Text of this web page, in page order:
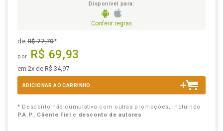
Disponível para:
Conferir regras
deR$ 77,70*
por R$ 69,93
em 2x de R$ 34,97
ADICIONAR AO CARRINHO
* Desconto não cumulativo com outras promoções, incluindo
P.A.P., Cliente Fiel e desconto de autores